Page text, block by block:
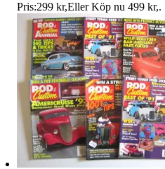
Pris:299 kr,Eller Köp nu 499 kr,.